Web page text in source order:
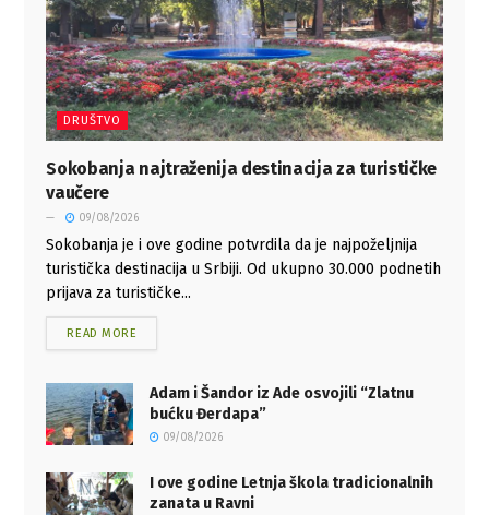
DRUŠTVO
Sokobanja najtraženija destinacija za turističke
vaučere
09/08/2026
Sokobanja je i ove godine potvrdila da je najpoželjnija
turistička destinacija u Srbiji. Od ukupno 30.000 podnetih
prijava za turističke...
READ MORE
Adam i Šandor iz Ade osvojili “Zlatnu
bućku Đerdapa”
09/08/2026
I ove godine Letnja škola tradicionalnih
zanata u Ravni